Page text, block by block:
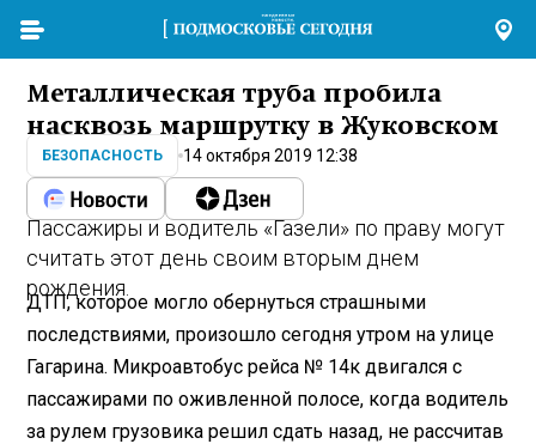
Металлическая труба пробила
насквозь маршрутку в Жуковском
БЕЗОПАСНОСТЬ 14 октября 2019 12:38
Пассажиры и водитель «Газели» по праву могут
считать этот день своим вторым днем
рождения.
ДТП, которое могло обернуться страшными
последствиями, произошло сегодня утром на улице
Гагарина. Микроавтобус рейса № 14к двигался с
пассажирами по оживленной полосе, когда водитель
за рулем грузовика решил сдать назад, не рассчитав